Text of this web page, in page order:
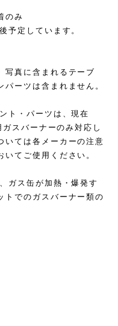
のみ
予定しています。
真に含まれるテーブ
ーツは含まれません。
ト・パーツは、現在
スバーナーのみ対応し
いては各メーカーの注意
てご使用ください。
ガス缶が加熱・爆発す
トでのガスバーナー類の